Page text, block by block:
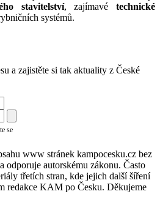
stavitelství, zajímavétechnické
systémů.
a zajistěte si tak aktuality z České
se
www stránek kampocesku.cz bez
odporuje autorskému zákonu. Často
třetích stran, kde jejich další šíření
redakce KAM po Česku. Děkujeme